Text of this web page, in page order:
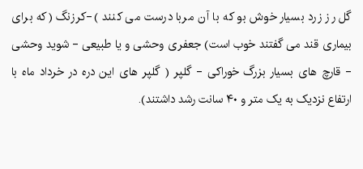
گل رز زرد بسیار خوش بو که با آن مربا درست می کنند )-کرزنگ (که برای
بیماری قند می گفتند خوب است) جعفری وحشی و یا طبیعی - شوید وحشی
- قارچ های بسیار بزرگ خوراکی - گلپر ( گلپر های این دره در خرداد ماه با
ارتفاع نزدیک به یک متر و ۴۰ سانت رشد داشتند).